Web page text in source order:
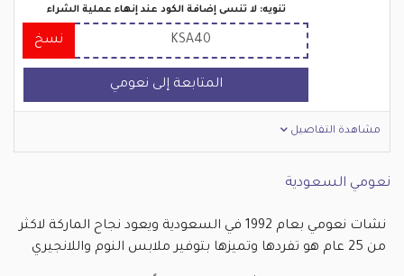
تنويه: لا تنسى إضافة الكود عند إنهاء عملية الشراء
KSA40 نسخ
المتابعة إلى نعومي
مشاهدة التفاصيل
نعومي السعودية
نشات نعومي بعام 1992 في السعودية ويعود نجاح الماركة لاكثر
من 25 عام هو تفردها وتميزها بتوفير ملابس النوم واللانجيري